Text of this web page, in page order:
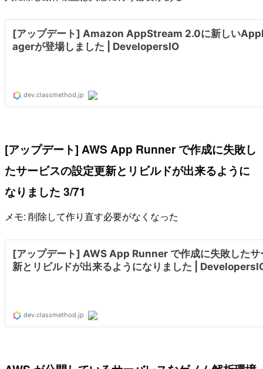
[アップデート] AWS App Runner で作成に失敗し
たサービスの設定更新とリビルドが出来るように
なりました 3/71
メモ: 削除して作り直す必要がなくなった